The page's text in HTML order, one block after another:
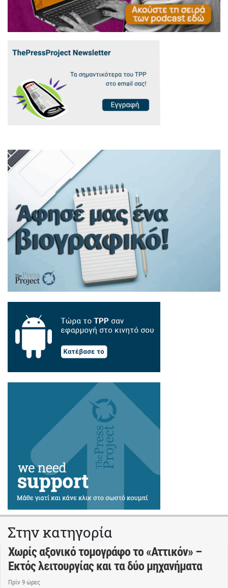
Στην κατηγορία
Χωρίς αξονικό τομογράφο το «Αττικόν» –
Εκτός λειτουργίας και τα δύο μηχανήματα
Πρίν 9 ώρες